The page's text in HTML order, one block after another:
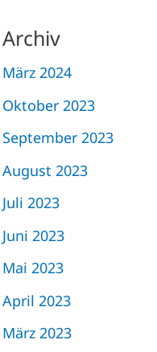
Archiv
März 2024
Oktober 2023
September 2023
August 2023
Juli 2023
Juni 2023
Mai 2023
April 2023
März 2023